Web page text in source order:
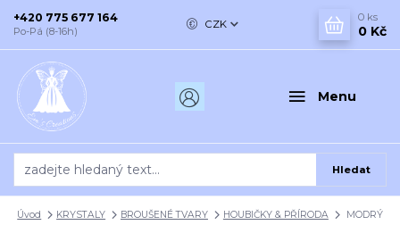
Menu
CZK
Hledat
+420 775 677 164
Po-Pá (8-16h)
0 ks
0 Kč
Úvod KRYSTALY BROUŠENÉ TVARY HOUBIČKY & PŘÍRODA
MODRÝ